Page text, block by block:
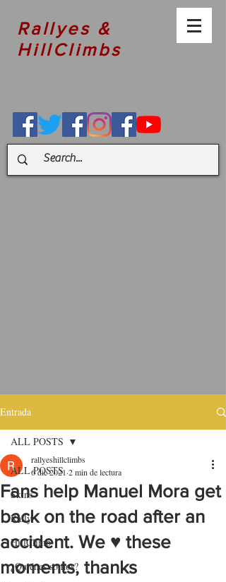
Rallyes &
HillClimbs
Entrada
ALL POSTS
Skins
Rally
HillClimb
¿Quiénes somos?
ALL POSTS
Fans help Manuel Mora get
back on the road after an
accident. We ♥ these
moments, thanks
rallyeshillclimbs
6 dic 2021 2 min de lectura